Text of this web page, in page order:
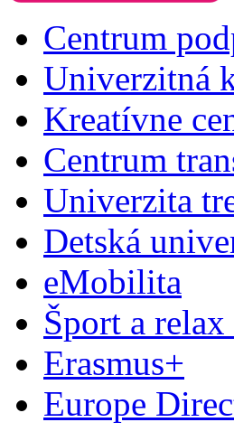
Centrum
Univerzitná
Kreatívne
Centrum
Univerzita
Detská
eMobilita
Šport a relax
Erasmus+
Europe